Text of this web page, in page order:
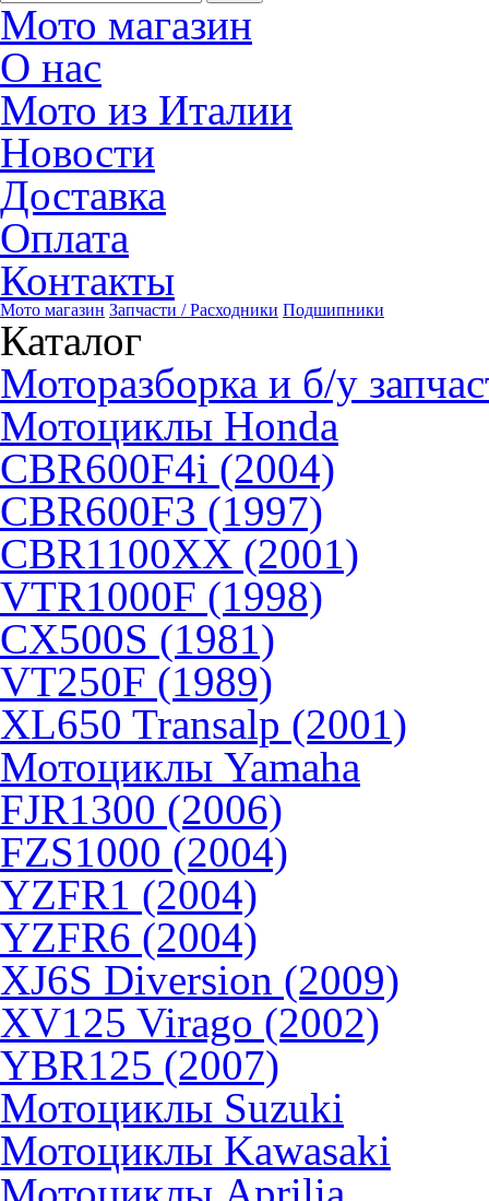
Мото магазин
О нас
Мото из Италии
Новости
Доставка
Оплата
Контакты
Мото магазин Запчасти / Расходники Подшипники
Каталог
Моторазборка и б/у
Мотоциклы Honda
CBR600F4i (2004)
CBR600F3 (1997)
CBR1100XX (2001)
VTR1000F (1998)
CX500S (1981)
VT250F (1989)
XL650 Transalp (2001)
Мотоциклы Yamaha
FJR1300 (2006)
FZS1000 (2004)
YZFR1 (2004)
YZFR6 (2004)
XJ6S Diversion (2009)
XV125 Virago (2002)
YBR125 (2007)
Мотоциклы Suzuki
Мотоциклы Kawasaki